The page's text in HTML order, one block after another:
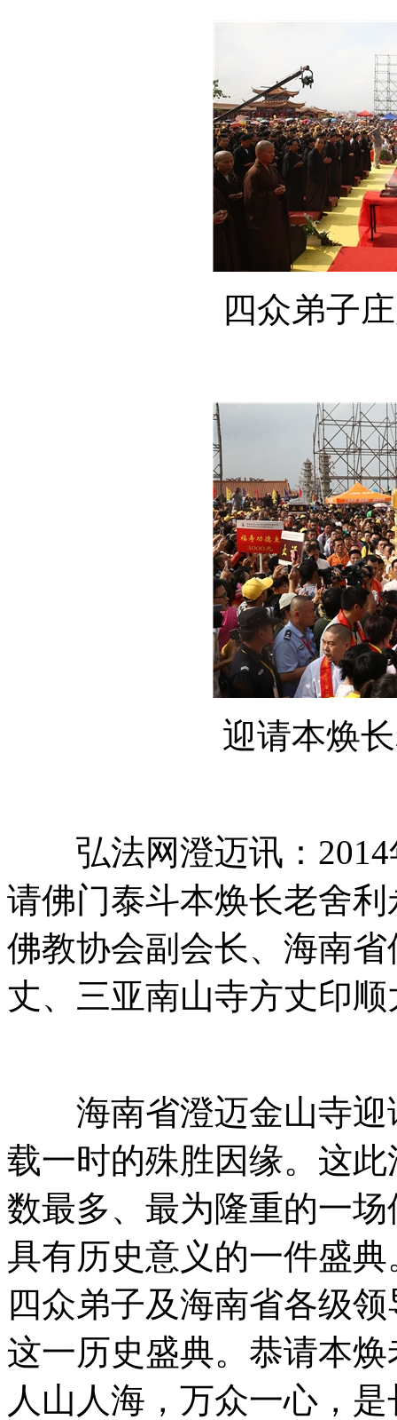
四众弟子庄
迎请本焕长
弘法网澄迈讯：2014
请佛门泰斗本焕长老舍
佛教协会副会长、海南
丈、三亚南山寺方丈印
海南省澄迈金山寺迎
载一时的殊胜因缘。这
数最多、最为隆重的一
具有历史意义的一件盛
四众弟子及海南省各级
这一历史盛典。恭请本
人山人海，万众一心，